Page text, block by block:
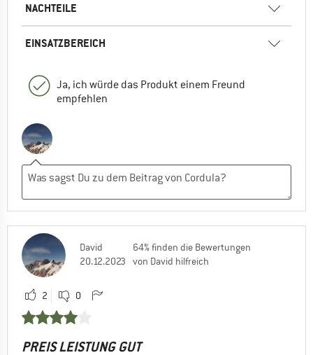
NACHTEILE
EINSATZBEREICH
Ja, ich würde das Produkt einem Freund
empfehlen
David
20.12.2023
64% finden die Bewertungen
von David hilfreich
2 0
PREIS LEISTUNG GUT